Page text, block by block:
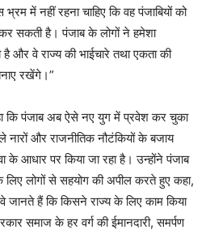
में नहीं रहना चाहिए कि वह पंजाबियों को
सकती है। पंजाब के लोगों ने हमेशा
है और वे राज्य की भाईचारे तथा एकता की
रखेंगे।”
कि पंजाब अब ऐसे नए युग में प्रवेश कर चुका
और राजनीतिक नौटंकियों के बजाय
के आधार पर किया जा रहा है। उन्होंने पंजाब
लोगों से सहयोग की अपील करते हुए कहा,
जानते हैं कि किसने राज्य के लिए काम किया
समाज के हर वर्ग की ईमानदारी, समर्पण